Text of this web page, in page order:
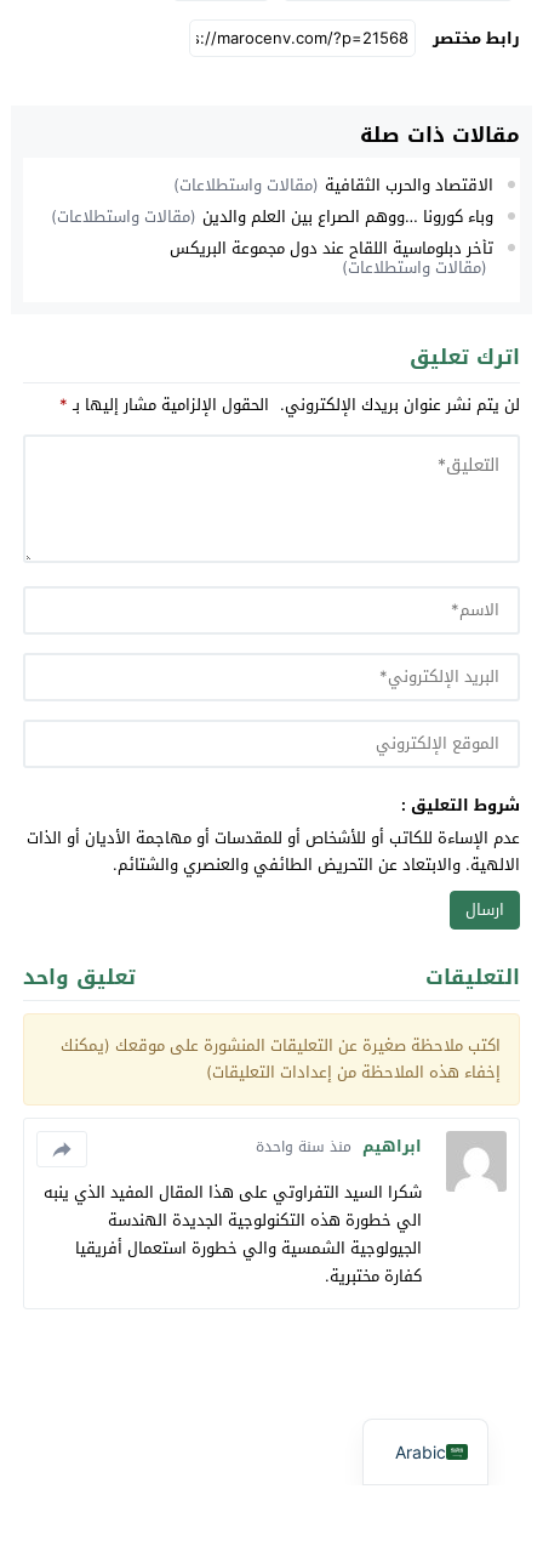
رابط مختصر
مقالات ذات صلة
الاقتصاد والحرب الثقافية (مقالات واستطلاعات)
وباء كورونا …ووهم الصراع بين العلم والدين (مقالات واستطلاعات)
تأخر دبلوماسية اللقاح عند دول مجموعة البريكس
(مقالات واستطلاعات)
اترك تعليق
لن يتم نشر عنوان بريدك الإلكتروني. الحقول الإلزامية مشار إليها بـ*
شروط التعليق :
عدم الإساءة للكاتب أو للأشخاص أو للمقدسات أو مهاجمة الأديان أو الذات
الالهية. والابتعاد عن التحريض الطائفي والعنصري والشتائم.
التعليقات تعليق واحد
اكتب ملاحظة صغيرة عن التعليقات المنشورة على موقعك (يمكنك
إخفاء هذه الملاحظة من إعدادات التعليقات)
ابراهيم منذ سنة واحدة
شكرا السيد التفراوتي على هذا المقال المفيد الذي ينبه
الي خطورة هذه التكنولوجية الجديدة الهندسة
الجيولوجية الشمسية والي خطورة استعمال أفريقيا
كفارة مختبرية.
Arabic